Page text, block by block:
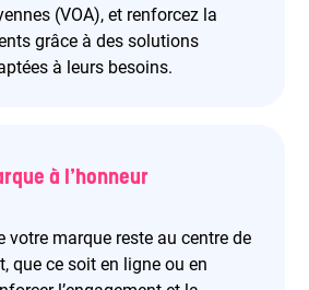
(VOA), et renforcez la
grâce à des solutions
à leurs besoins.
à l’honneur
votre marque reste au centre de
que ce soit en ligne ou en